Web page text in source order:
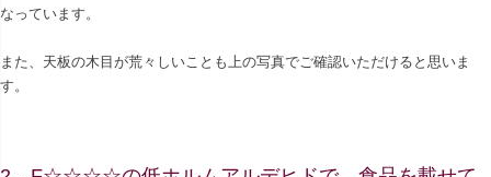
なっています。
また、天板の木目が荒々しいことも上の写真でご確認いただけると思いま
す。